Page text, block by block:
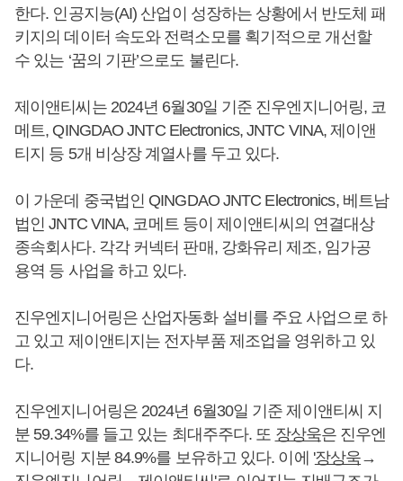
한다. 인공지능(AI) 산업이 성장하는 상황에서 반도체 패
키지의 데이터 속도와 전력소모를 획기적으로 개선할
수 있는 ‘꿈의 기판’으로도 불린다.
제이앤티씨는 2024년 6월30일 기준 진우엔지니어링, 코
메트, QINGDAO JNTC Electronics, JNTC VINA, 제이앤
티지 등 5개 비상장 계열사를 두고 있다.
이 가운데 중국법인 QINGDAO JNTC Electronics, 베트남
법인 JNTC VINA, 코메트 등이 제이앤티씨의 연결대상
종속회사다. 각각 커넥터 판매, 강화유리 제조, 임가공
용역 등 사업을 하고 있다.
진우엔지니어링은 산업자동화 설비를 주요 사업으로 하
고 있고 제이앤티지는 전자부품 제조업을 영위하고 있
다.
진우엔지니어링은 2024년 6월30일 기준 제이앤티씨 지
분 59.34%를 들고 있는 최대주주다. 또 장상욱은 진우엔
지니어링 지분 84.9%를 보유하고 있다. 이에 '장상욱→